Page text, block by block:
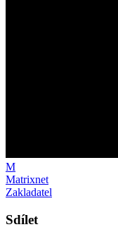
M
Matrixnet
Zakladatel
Sdílet